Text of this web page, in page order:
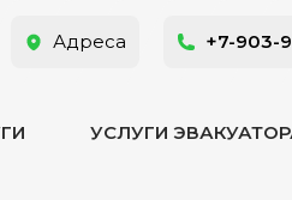
Адреса +7-903-
УСЛУГИ